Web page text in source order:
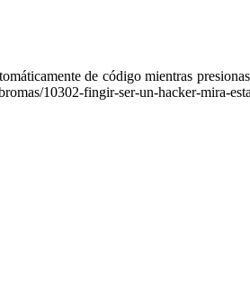
de código mientras
10302-fingir-ser-un-hacker-mira-